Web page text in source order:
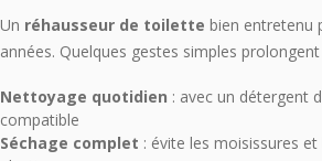
Un réhausseur de toilette bien entretenu
années. Quelques gestes simples
Nettoyage quotidien : avec un détergent
compatible
Séchage complet : évite les moisissures